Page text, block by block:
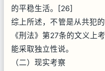
的平稳生活。[26]
综上所述，不管是从共犯
《刑法》第27条的文义上
能采取独立性说。
（二）现实考察